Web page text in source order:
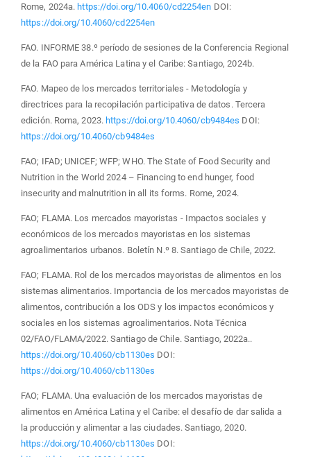
Rome, 2024a.https://doi.org/10.4060/cd2254en DOI:
https://doi.org/10.4060/cd2254en
FAO. INFORME 38.º período de sesiones de la Conferencia Regional
de la FAO para América Latina y el Caribe: Santiago, 2024b.
FAO. Mapeo de los mercados territoriales - Metodología y
directrices para la recopilación participativa de datos. Tercera
edición. Roma, 2023.https://doi.org/10.4060/cb9484es DOI:
https://doi.org/10.4060/cb9484es
FAO; IFAD; UNICEF; WFP; WHO. The State of Food Security and
Nutrition in the World 2024 – Financing to end hunger, food
insecurity and malnutrition in all its forms. Rome, 2024.
FAO; FLAMA. Los mercados mayoristas - Impactos sociales y
económicos de los mercados mayoristas en los sistemas
agroalimentarios urbanos. Boletín N.º 8. Santiago de Chile, 2022.
FAO; FLAMA. Rol de los mercados mayoristas de alimentos en los
sistemas alimentarios. Importancia de los mercados mayoristas de
alimentos, contribución a los ODS y los impactos económicos y
sociales en los sistemas agroalimentarios. Nota Técnica
02/FAO/FLAMA/2022. Santiago de Chile. Santiago, 2022a..
https://doi.org/10.4060/cb1130es DOI:
https://doi.org/10.4060/cb1130es
FAO; FLAMA. Una evaluación de los mercados mayoristas de
alimentos en América Latina y el Caribe: el desafío de dar salida a
la producción y alimentar a las ciudades. Santiago, 2020.
https://doi.org/10.4060/cb1130es DOI: